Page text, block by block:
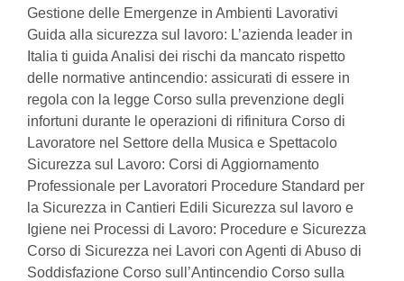
Gestione delle Emergenze in Ambienti Lavorativi
Guida alla sicurezza sul lavoro: L’azienda leader in
Italia ti guida Analisi dei rischi da mancato rispetto
delle normative antincendio: assicurati di essere in
regola con la legge Corso sulla prevenzione degli
infortuni durante le operazioni di rifinitura Corso di
Lavoratore nel Settore della Musica e Spettacolo
Sicurezza sul Lavoro: Corsi di Aggiornamento
Professionale per Lavoratori Procedure Standard per
la Sicurezza in Cantieri Edili Sicurezza sul lavoro e
Igiene nei Processi di Lavoro: Procedure e Sicurezza
Corso di Sicurezza nei Lavori con Agenti di Abuso di
Soddisfazione Corso sull’Antincendio Corso sulla